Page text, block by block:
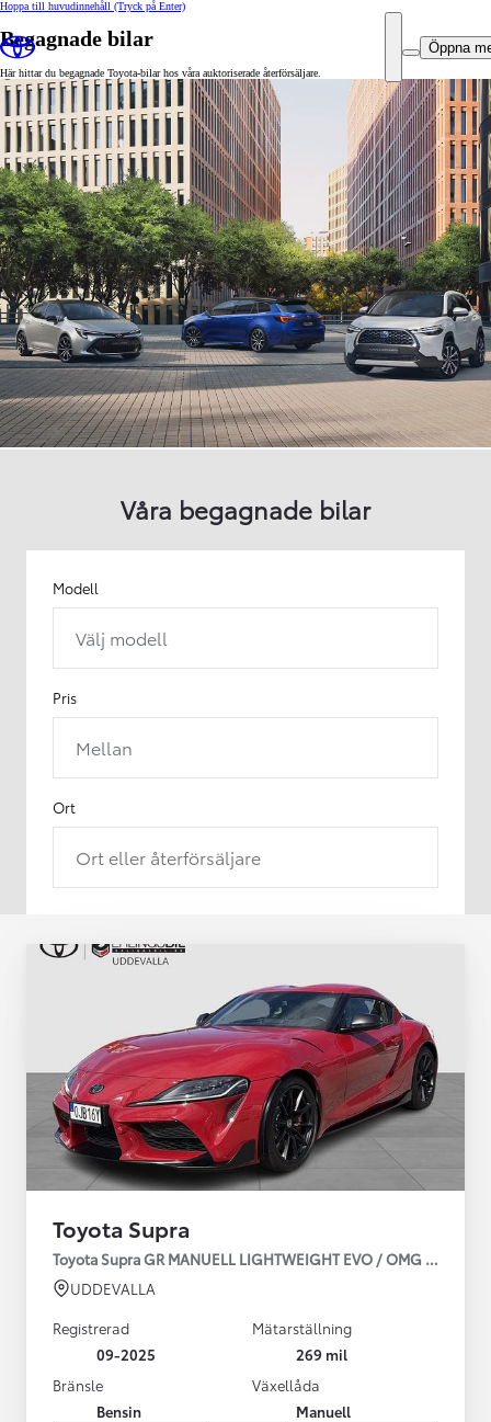
Hoppa till huvudinnehåll (Tryck på Enter)
Öppna
Begagnade bilar
Här hittar du begagnade Toyota-bilar hos våra auktoriserade återförsäljare.
Våra begagnade bilar
Modell
Välj modell
Pris
Mellan
Ort
Ort eller återförsäljare
Toyota Supra
Toyota Supra GR MANUELL LIGHTWEIGHT EVO / OMG LEV!
UDDEVALLA
Registrerad
09-2025
Mätarställning
269 mil
Bränsle
Bensin
Växellåda
Manuell